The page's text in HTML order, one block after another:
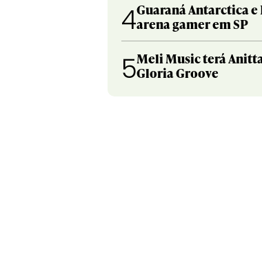
4Guaraná Antarctica
arena gamer em SP
5Meli Music terá
Gloria Groove